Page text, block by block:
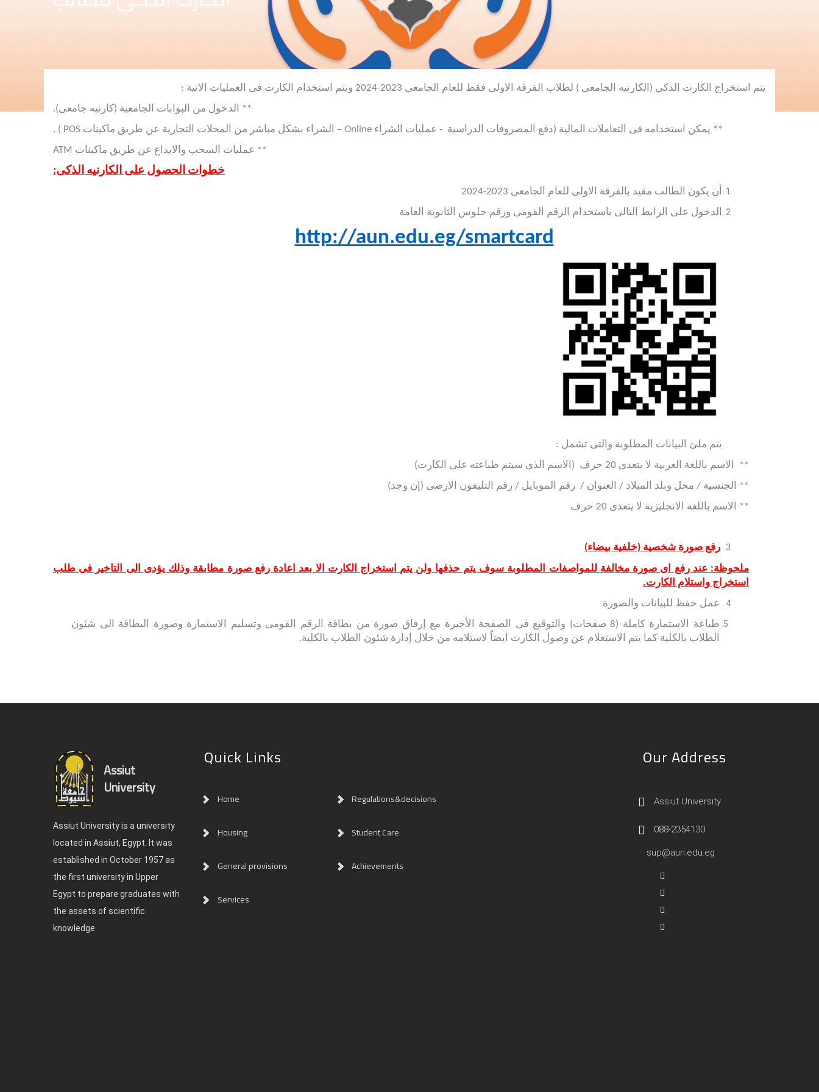
يتم استخراج الكارت الذكي (الكارنيه الجامعى ) لطلاب الفرقة الاولى فقط للعام الجامعى 2023-2024 ويتم استخدام الكارت فى العمليات الاتية :
** الدخول من البوابات الجامعية (كارنيه جامعى).
** يمكن استخدامه فى التعاملات المالية (دفع المصروفات الدراسية - عمليات الشراء Online – الشراء بشكل مباشر من المحلات التجارية عن طريق ماكينات POS
) .
** عمليات السحب والايداع عن طريق ماكينات ATM
خطوات الحصول على الكارنيه الذكى:
أن يكون الطالب مقيد بالفرقة الاولى للعام الجامعى 2023-2024
الدخول على الرابط التالى باستخدام الرقم القومى ورقم جلوس الثانوية العامة
http://aun.edu.eg/smartcard
او عن طريق عملScanللباركود التالى :
يتم ملئ البيانات المطلوبة والتى تشمل :
** الاسم باللغة العربية لا يتعدى 20 حرف (الاسم الذى سيتم طباعته على الكارت)
** الجنسية / محل وبلد الميلاد / العنوان / رقم الموبايل / رقم التليفون الارضى (إن وجد)
** الاسم باللغة الانجليزية لا يتعدى 20 حرف
رفع صورة شخصية (خلفية بيضاء)
ملحوظة: عند رفع اى صورة مخالفة للمواصفات المطلوبة سوف يتم حذفها ولن يتم استخراج الكارت الا بعد اعادة رفع صورة مطابقة وذلك يؤدى الى التاخير فى طلب
استخراج واستلام الكارت.
عمل حفظ للبيانات والصورة
طباعة الاستمارة كاملة (8 صفحات) والتوقيع فى الصفحة الأخيرة مع إرفاق صورة من بطاقة الرقم القومى وتسليم الاستمارة وصورة البطاقة الى شئون
الطلاب بالكلية كما يتم الاستعلام عن وصول الكارت ايضاً لاستلامه من خلال إدارة شئون الطلاب بالكلية.
Assiut
University
Assiut University is a university
located in Assiut, Egypt. It was
established in October 1957 as
the first university in Upper
Egypt to prepare graduates with
the assets of scientific
knowledge
Quick Links
Home Regulations&decisions
Housing Student Care
General provisions Achievements
Services
Our Address
Assiut University
088-2354130
sup@aun.edu.eg